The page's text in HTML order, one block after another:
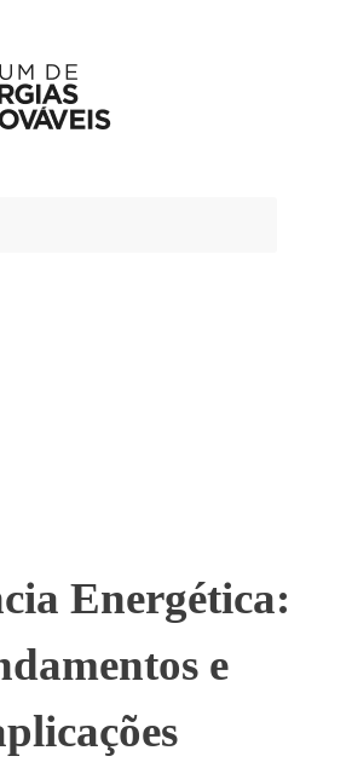
Energética:
e